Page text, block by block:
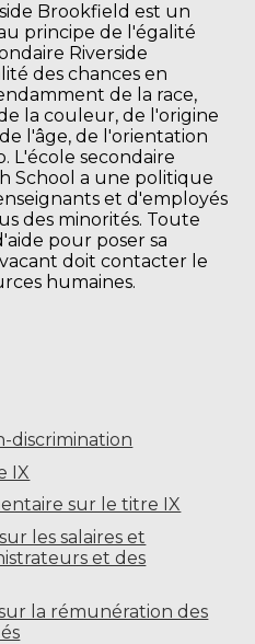
Brookfield est un
principe de l'égalité
Riverside
des chances en
de la race,
la couleur, de l'origine
l'âge, de l'orientation
L'école secondaire
School a une politique
et d'employés
des minorités. Toute
pour poser sa
doit contacter le
humaines.
discrimination
IX
sur le titre IX
les salaires et
et des
la rémunération des